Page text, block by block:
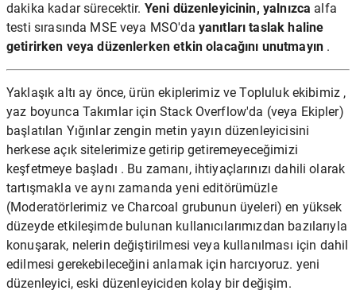
dakika kadar sürecektir. Yeni düzenleyicinin, yalnızca alfa
testi sırasında MSE veya MSO'da yanıtları taslak haline
getirirken veya düzenlerken etkin olacağını unutmayın.
Yaklaşık altı ay önce, ürün ekiplerimiz ve Topluluk ekibimiz ,
yaz boyunca Takımlar için Stack Overflow'da (veya Ekipler)
başlatılan Yığınlar zengin metin yayın düzenleyicisini
herkese açık sitelerimize getirip getiremeyeceğimizi
keşfetmeye başladı . Bu zamanı, ihtiyaçlarınızı dahili olarak
tartışmakla ve aynı zamanda yeni editörümüzle
(Moderatörlerimiz ve Charcoal grubunun üyeleri) en yüksek
düzeyde etkileşimde bulunan kullanıcılarımızdan bazılarıyla
konuşarak, nelerin değiştirilmesi veya kullanılması için dahil
edilmesi gerekebileceğini anlamak için harcıyoruz. yeni
düzenleyici, eski düzenleyiciden kolay bir değişim.